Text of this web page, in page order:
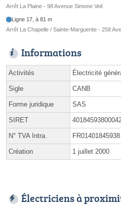
Arrêt La Plaine - 98 Avenue Simone Veil
Ligne 17, à 81 m
Arrêt La Chapelle / Sainte-Marguerite - 258
Informations
Activités Électricité
Sigle CANB
Forme juridique SAS
SIRET
N° TVA Intra. FR01401845938
Création 1 juillet 2000
Électriciens à